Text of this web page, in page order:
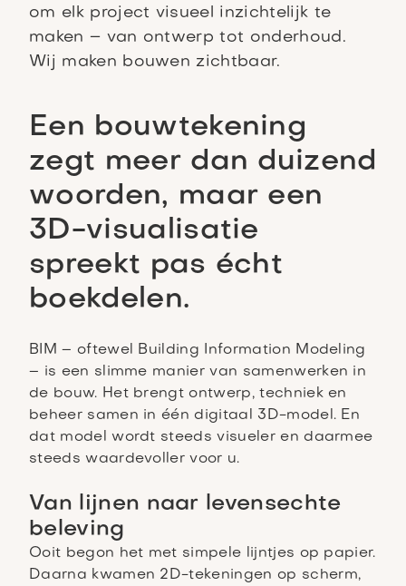
om elk project visueel inzichtelijk te
maken – van ontwerp tot onderhoud.
Wij maken bouwen zichtbaar.
Een bouwtekening
zegt meer dan duizend
woorden, maar een
3D-visualisatie
spreekt pas écht
boekdelen.
BIM – oftewel Building Information Modeling
– is een slimme manier van samenwerken in
de bouw. Het brengt ontwerp, techniek en
beheer samen in één digitaal 3D-model. En
dat model wordt steeds visueler en daarmee
steeds waardevoller voor u.
Van lijnen naar levensechte
beleving
Ooit begon het met simpele lijntjes op papier.
Daarna kwamen 2D-tekeningen op scherm,